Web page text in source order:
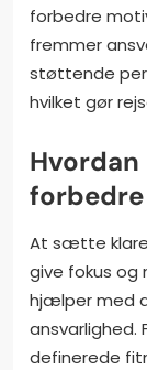
forbedre
fremmer
støttende
hvilket gør
At sætte
give fokus og
hjælper med
ansvarlighed.
definerede